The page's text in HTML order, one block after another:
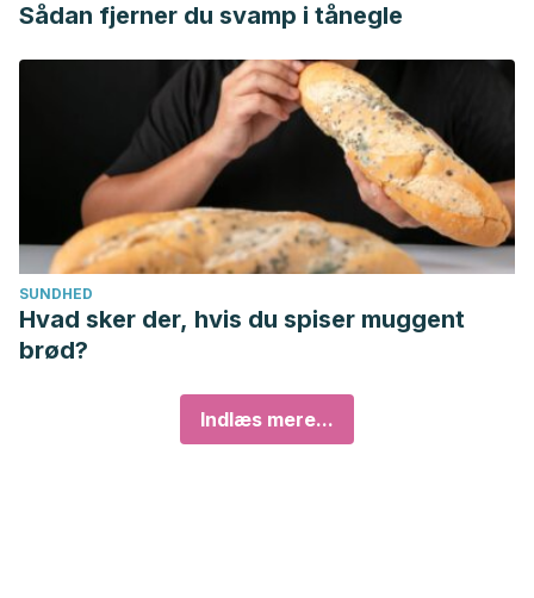
Sådan fjerner du svamp i tånegle
SUNDHED
Hvad sker der, hvis du spiser muggent
brød?
Indlæs mere...